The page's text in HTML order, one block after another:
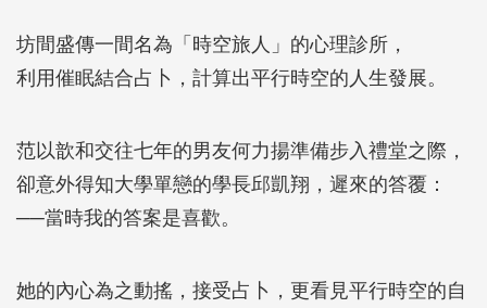
坊間盛傳一間名為「時空旅人」的心理診所，
利用催眠結合占卜，計算出平行時空的人生發展。
范以歆和交往七年的男友何力揚準備步入禮堂之際，
卻意外得知大學單戀的學長邱凱翔，遲來的答覆：
──當時我的答案是喜歡。
她的內心為之動搖，接受占卜，更看見平行時空的自